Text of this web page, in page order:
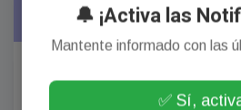
Primera de hoy, martes 14 de
🔔 ¡Activa las
Mantente informado con las
✅ Sí,